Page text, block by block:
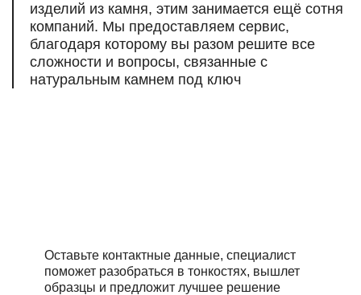
изделий из камня, этим занимается ещё сотня
компаний. Мы предоставляем сервис,
благодаря которому вы разом решите все
сложности и вопросы, связанные с
натуральным камнем под ключ
Оставьте контактные данные, специалист
поможет разобраться в тонкостях, вышлет
образцы и предложит лучшее решение